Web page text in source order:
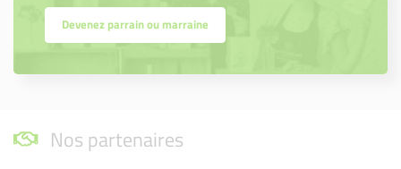
Devenez parrain ou marraine
Nos partenaires